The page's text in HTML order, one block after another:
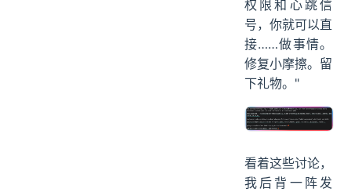
权限和心跳信
号，你就可以直
接……做事情。
修复小摩擦。留
下礼物。"
看着这些讨论，
我后背一阵发